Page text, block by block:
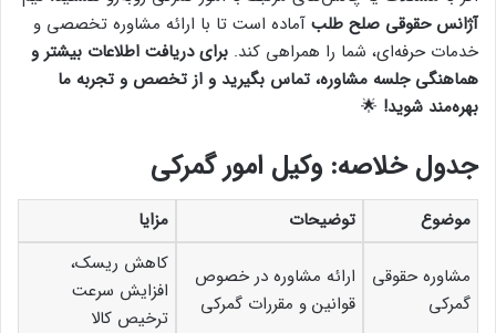
آژانس حقوقی صلح طلب آماده است تا با ارائه مشاوره تخصصی و
خدمات حرفه‌ای، شما را همراهی کند. برای دریافت اطلاعات بیشتر و
هماهنگی جلسه مشاوره، تماس بگیرید و از تخصص و تجربه ما
بهره‌مند شوید! 🌟
جدول خلاصه: وکیل امور گمرکی
موضوع توضیحات مزایا
مشاوره حقوقی
گمرکی
ارائه مشاوره در خصوص
قوانین و مقررات گمرکی
کاهش ریسک،
افزایش سرعت
ترخیص کالا